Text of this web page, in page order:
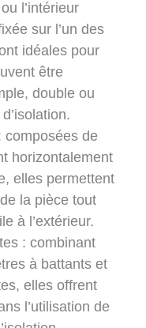
l’intérieur
sur l’un des
idéales pour
être
double ou
composées de
horizontalement
elles permettent
la pièce tout
à l’extérieur.
: combinant
à battants et
elles offrent
l’utilisation de